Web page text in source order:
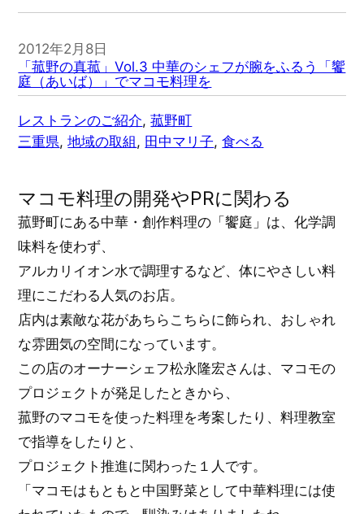
2012年2月8日
「菰野の真菰」Vol.3 中華のシェフが腕をふるう「饗
庭（あいば）」でマコモ料理を
レストランのご紹介, 菰野町
三重県, 地域の取組, 田中マリ子, 食べる
マコモ料理の開発やPRに関わる
菰野町にある中華・創作料理の「饗庭」は、化学調
味料を使わず、
アルカリイオン水で調理するなど、体にやさしい料
理にこだわる人気のお店。
店内は素敵な花があちらこちらに飾られ、おしゃれ
な雰囲気の空間になっています。
この店のオーナーシェフ松永隆宏さんは、マコモの
プロジェクトが発足したときから、
菰野のマコモを使った料理を考案したり、料理教室
で指導をしたりと、
プロジェクト推進に関わった１人です。
「マコモはもともと中国野菜として中華料理には使